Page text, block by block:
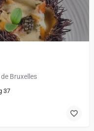
Bruxelles
37